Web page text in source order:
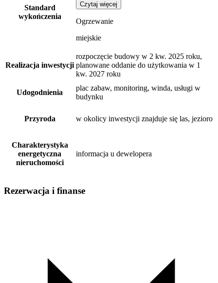
Standard
wykończenia
Czytaj więcej
Ogrzewanie
miejskie
Realizacja inwestycji
rozpoczęcie budowy w 2 kw. 2025 roku,
planowane oddanie do użytkowania w 1
kw. 2027 roku
Udogodnienia
plac zabaw, monitoring, winda, usługi w
budynku
Przyroda w okolicy inwestycji znajduje się las, jezioro
Charakterystyka
energetyczna
nieruchomości
informacja u dewelopera
Rezerwacja i finanse